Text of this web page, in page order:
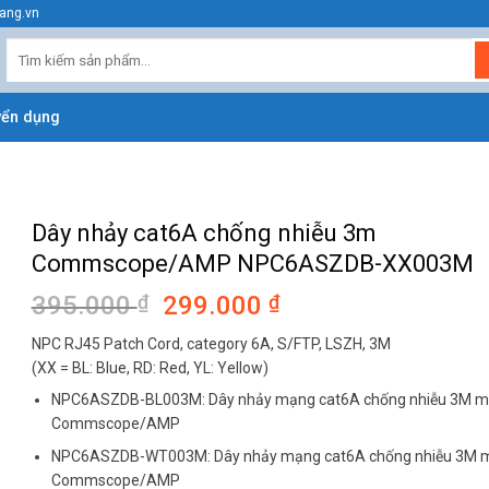
kiếm:
dụng
Dây nhảy cat6A chống nhiễu 3m
Commscope/AMP NPC6ASZDB-XX003M
395.000₫
Giá
gốc
là:
395.000 ₫.
299.000 ₫Giá
hiện
tại
299.000 ₫.
NPC RJ45 Patch Cord, category 6A, S/FTP, LSZH, 3M
(XX = BL: Blue, RD: Red, YL: Yellow)
NPC6ASZDB-BL003M: Dây nhảy mạng cat6A chống nhiễu 3M
Commscope/AMP
NPC6ASZDB-WT003M: Dây nhảy mạng cat6A chống nhiễu 3M
Commscope/AMP